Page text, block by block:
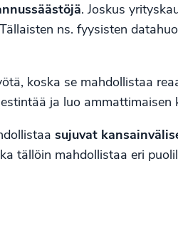
. Joskus
ns. fyysisten
koska se mahdollistaa
ja luo ammattimaisen
sujuvat
tällöin mahdollistaa eri